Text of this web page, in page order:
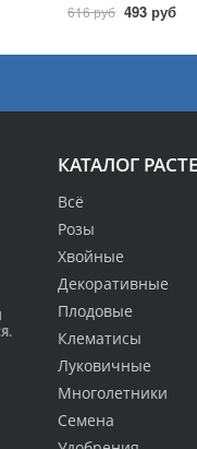
616 руб 493 руб
КАТАЛОГ
Всё
Розы
Хвойные
Декоративные
Плодовые
Клематисы
Луковичные
Многолетники
Семена